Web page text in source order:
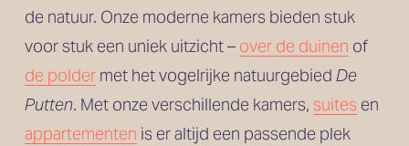
de natuur. Onze moderne kamers bieden stuk
voor stuk een uniek uitzicht – over de duinen
of
de polder met het vogelrijke natuurgebied De
Putten. Met onze verschillende kamers, suites en
appartementen is er altijd een passende plek